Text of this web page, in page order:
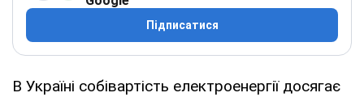
Підписатися
В Україні собівартість електроенергії досягає